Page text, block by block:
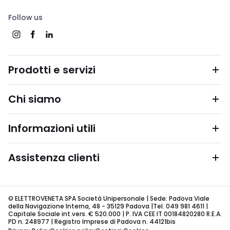
Follow us
Prodotti e servizi
Chi siamo
Informazioni utili
Assistenza clienti
© ELETTROVENETA SPA Società Unipersonale | Sede: Padova Viale
della Navigazione Interna, 48 - 35129 Padova |Tel. 049 981 4611 |
Capitale Sociale int.vers. € 520.000 | P. IVA CEE IT 00184820280 R.E.A.
PD n. 248977 | Registro Imprese di Padova n. 44121bis